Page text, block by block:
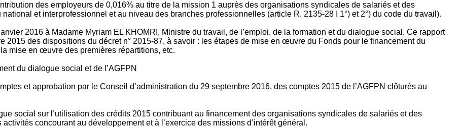
des employeurs de 0,016% au titre de la mission 1 auprès des organisations syndicales de salariés et des
et interprofessionnel et au niveau des branches professionnelles (article R. 2135‐28 I 1°) et 2°) du code du travail).
2016 à Madame Myriam EL KHOMRI, Ministre du travail, de l’emploi, de la formation et du dialogue social. Ce rapport
des dispositions du décret n° 2015-87, à savoir : les étapes de mise en œuvre du Fonds pour le financement du
mise en œuvre des premières répartitions, etc.
du dialogue social et de l’AGFPN
et approbation par le Conseil d’administration du 29 septembre 2016, des comptes 2015 de l’AGFPN clôturés au
social sur l’utilisation des crédits 2015 contribuant au financement des organisations syndicales de salariés et des
concourant au développement et à l’exercice des missions d’intérêt général.